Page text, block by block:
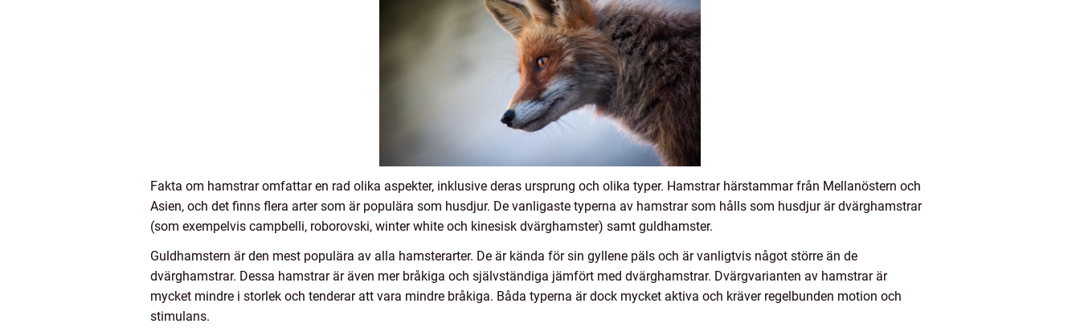
Fakta om hamstrar omfattar en rad olika aspekter, inklusive deras ursprung och olika typer. Hamstrar härstammar från Mellanöstern och
Asien, och det finns flera arter som är populära som husdjur. De vanligaste typerna av hamstrar som hålls som husdjur är dvärghamstrar
(som exempelvis campbelli, roborovski, winter white och kinesisk dvärghamster) samt guldhamster.
Guldhamstern är den mest populära av alla hamsterarter. De är kända för sin gyllene päls och är vanligtvis något större än de
dvärghamstrar. Dessa hamstrar är även mer bråkiga och självständiga jämfört med dvärghamstrar. Dvärgvarianten av hamstrar är
mycket mindre i storlek och tenderar att vara mindre bråkiga. Båda typerna är dock mycket aktiva och kräver regelbunden motion och
stimulans.